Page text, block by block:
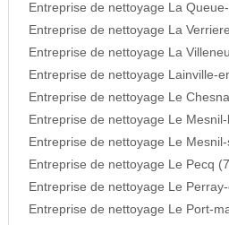
Entreprise de nettoyage La
Entreprise de nettoyage La
Entreprise de nettoyage La
Entreprise de nettoyage Lainville-
Entreprise de nettoyage Le
Entreprise de nettoyage Le
Entreprise de nettoyage Le
Entreprise de nettoyage Le Pecq
Entreprise de nettoyage Le
Entreprise de nettoyage Le Port-